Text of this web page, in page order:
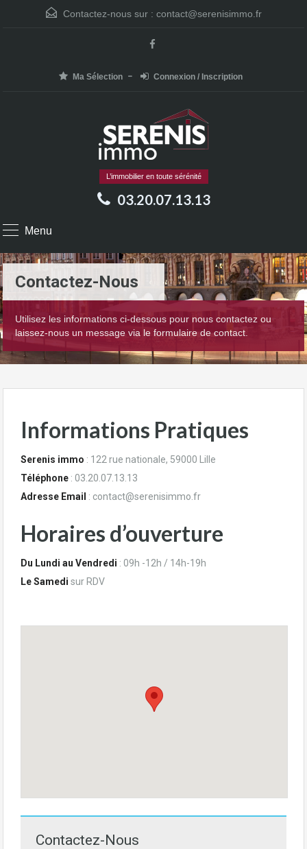
Contactez-nous sur : contact@serenisimmo.fr
Ma Sélection Connexion / Inscription
L’immobilier en toute sérénité
03.20.07.13.13
Menu
Contactez-Nous
Utilisez les informations ci-dessous pour nous contactez ou
laissez-nous un message via le formulaire de contact.
Informations Pratiques
Serenis immo : 122 rue nationale, 59000 Lille
Téléphone : 03.20.07.13.13
Adresse Email : contact@serenisimmo.fr
Horaires d’ouverture
Du Lundi au Vendredi : 09h -12h / 14h-19h
Le Samedi sur RDV
Contactez-Nous